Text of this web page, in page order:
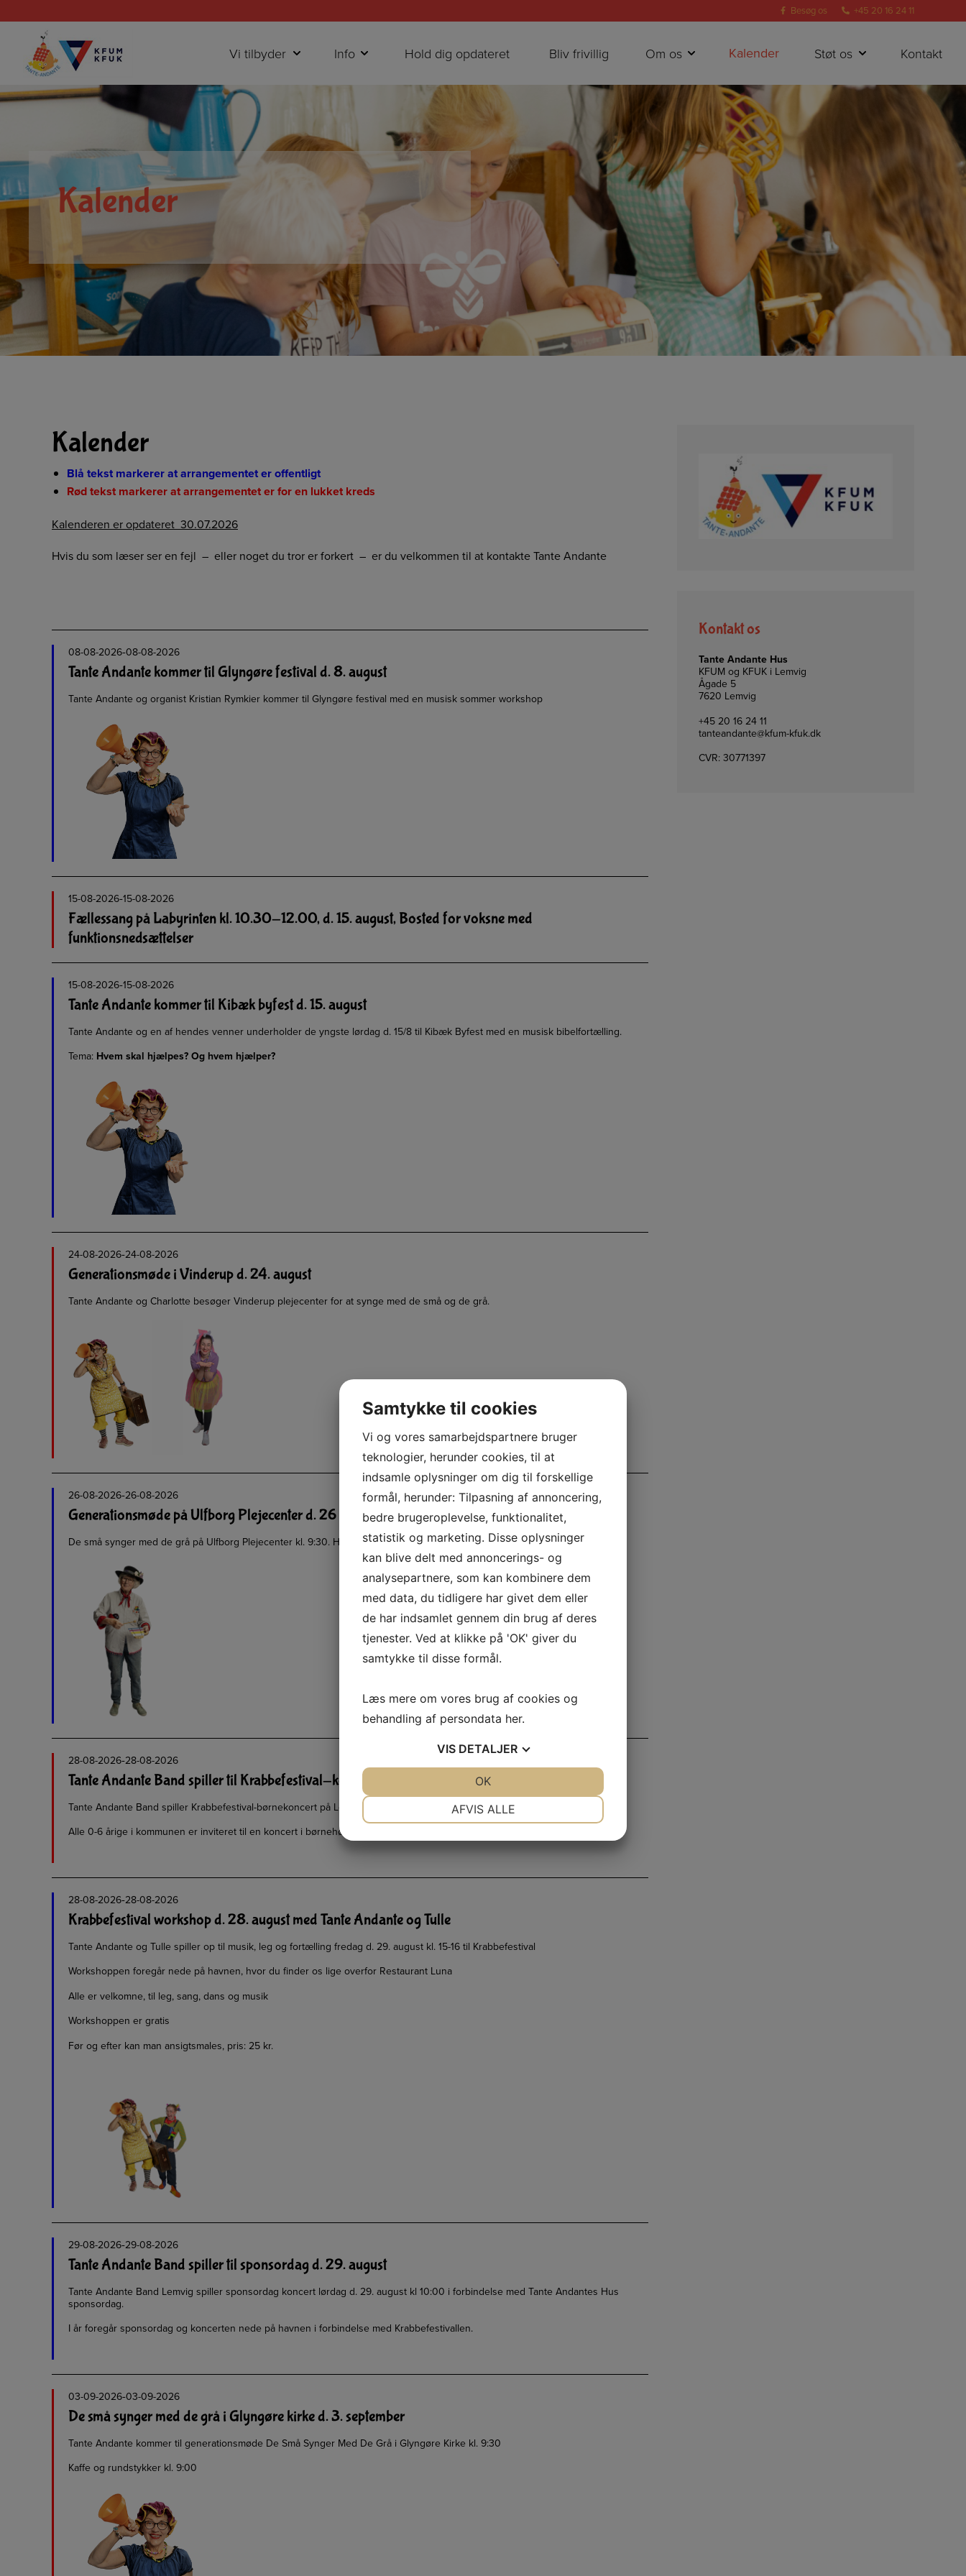
til
indholdet
Besøg os +45 20 16 24 11
Vi tilbyder Info Hold dig opdateret Bliv frivillig Om os Kalender Støt os Kontakt
Kalender
Kalender
Blå tekst markerer at arrangementet er offentligt
Rød tekst markerer at arrangementet er for en lukket kreds
Kalenderen er opdateret 30.07.2026
Hvis du som læser ser en fejl – eller noget du tror er forkert – er du velkommen til at kontakte Tante Andante
08-08-2026-08-08-2026
Tante Andante kommer til Glyngøre festival d. 8. august
Tante Andante og organist Kristian Rymkier kommer til Glyngøre festival med en musisk sommer workshop
15-08-2026-15-08-2026
Fællessang på Labyrinten kl. 10.30-12.00, d. 15. august, Bosted for voksne med
funktionsnedsættelser
15-08-2026-15-08-2026
Tante Andante kommer til Kibæk byfest d. 15. august
Tante Andante og en af hendes venner underholder de yngste lørdag d. 15/8 til Kibæk Byfest med en musisk bibelfortælling.
Tema: Hvem skal hjælpes? Og hvem hjælper?
24-08-2026-24-08-2026
Generationsmøde i Vinderup d. 24. august
Tante Andante og Charlotte besøger Vinderup plejecenter for at synge med de små og de grå.
26-08-2026-26-08-2026
Generationsmøde på Ulfborg Plejecenter d. 26 august kl. 9.30
De små synger med de grå på Ulfborg Plejecenter kl. 9:30. Hyldemoster spiller klaver.
28-08-2026-28-08-2026
Tante Andante Band spiller til Krabbefestival-koncert d. 28. august
Tante Andante Band spiller Krabbefestival-børnekoncert på Lemvig havn fredag d. 28. august kl. 09:30
Alle 0-6 årige i kommunen er inviteret til en koncert i børnehøjde
28-08-2026-28-08-2026
Krabbefestival workshop d. 28. august med Tante Andante og Tulle
Tante Andante og Tulle spiller op til musik, leg og fortælling fredag d. 29. august kl. 15-16 til Krabbefestival
Workshoppen foregår nede på havnen, hvor du finder os lige overfor Restaurant Luna
Alle er velkomne, til leg, sang, dans og musik
Workshoppen er gratis
Før og efter kan man ansigtsmales, pris: 25 kr.
29-08-2026-29-08-2026
Tante Andante Band spiller til sponsordag d. 29. august
Tante Andante Band Lemvig spiller sponsordag koncert lørdag d. 29. august kl 10:00 i forbindelse med Tante Andantes Hus
sponsordag.
I år foregår sponsordag og koncerten nede på havnen i forbindelse med Krabbefestivallen.
03-09-2026-03-09-2026
De små synger med de grå i Glyngøre kirke d. 3. september
Tante Andante kommer til generationsmøde De Små Synger Med De Grå i Glyngøre Kirke kl. 9:30
Kaffe og rundstykker kl. 9:00
Kontakt os
Tante Andante Hus
KFUM og KFUK i Lemvig
Ågade 5
7620 Lemvig
+45 20 16 24 11
tanteandante@kfum-kfuk.dk
CVR: 30771397
Samtykke til cookies
Vi og vores samarbejdspartnere bruger
teknologier, herunder cookies, til at
indsamle oplysninger om dig til forskellige
formål, herunder: Tilpasning af annoncering,
bedre brugeroplevelse, funktionalitet,
statistik og marketing. Disse oplysninger
kan blive delt med annoncerings- og
analysepartnere, som kan kombinere dem
med data, du tidligere har givet dem eller
de har indsamlet gennem din brug af deres
tjenester. Ved at klikke på 'OK' giver du
samtykke til disse formål.
Læs mere om vores brug af cookies og
behandling af persondata her.
VIS DETALJER
AFVIS ALLE
OK